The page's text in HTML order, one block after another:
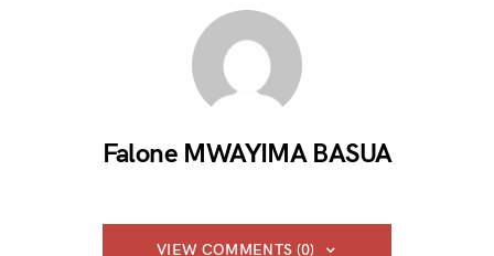
Falone MWAYIMA BASUA
VIEW COMMENTS (0)